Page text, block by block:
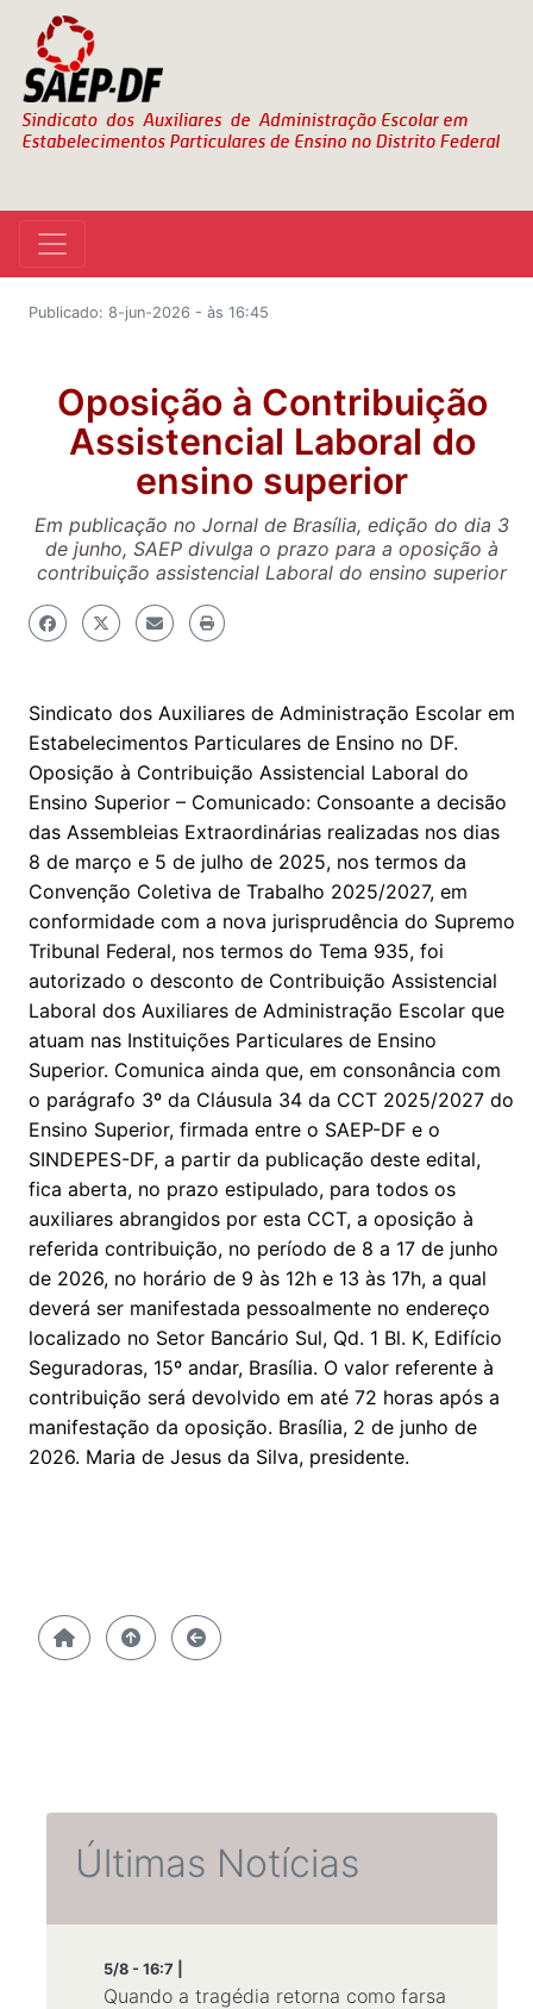
Publicado: 8-jun-2026 - às 16:45
Oposição à Contribuição
Assistencial Laboral do
ensino superior
Em publicação no Jornal de Brasília, edição do dia 3
de junho, SAEP divulga o prazo para a oposição à
contribuição assistencial Laboral do ensino superior
Sindicato dos Auxiliares de Administração Escolar em
Estabelecimentos Particulares de Ensino no DF.
Oposição à Contribuição Assistencial Laboral do
Ensino Superior – Comunicado: Consoante a decisão
das Assembleias Extraordinárias realizadas nos dias
8 de março e 5 de julho de 2025, nos termos da
Convenção Coletiva de Trabalho 2025/2027, em
conformidade com a nova jurisprudência do Supremo
Tribunal Federal, nos termos do Tema 935, foi
autorizado o desconto de Contribuição Assistencial
Laboral dos Auxiliares de Administração Escolar que
atuam nas Instituições Particulares de Ensino
Superior. Comunica ainda que, em consonância com
o parágrafo 3º da Cláusula 34 da CCT 2025/2027 do
Ensino Superior, firmada entre o SAEP-DF e o
SINDEPES-DF, a partir da publicação deste edital,
fica aberta, no prazo estipulado, para todos os
auxiliares abrangidos por esta CCT, a oposição à
referida contribuição, no período de 8 a 17 de junho
de 2026, no horário de 9 às 12h e 13 às 17h, a qual
deverá ser manifestada pessoalmente no endereço
localizado no Setor Bancário Sul, Qd. 1 Bl. K, Edifício
Seguradoras, 15º andar, Brasília. O valor referente à
contribuição será devolvido em até 72 horas após a
manifestação da oposição. Brasília, 2 de junho de
2026. Maria de Jesus da Silva, presidente.
Últimas Notícias
5/8 - 16:7 |
Quando a tragédia retorna como farsa